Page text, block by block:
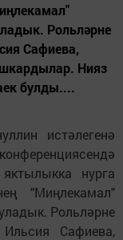
Рольләрне
Сафиева,
Нияз
булды....
истәлегенә
нурга
"Миңлекамал"
Рольләрне
Сафиева,